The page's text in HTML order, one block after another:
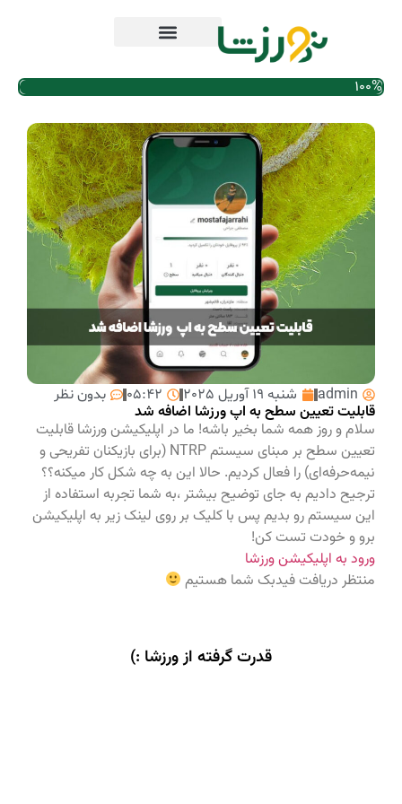
100%
admin شنبه 19 آوریل 2025 05:42 بدون نظر
قابلیت تعیین سطح به اپ ورزشا اضافه شد
سلام و روز همه شما بخیر باشه! ما در اپلیکیشن ورزشا قابلیت
تعیین سطح بر مبنای سیستم NTRP (برای بازیکنان تفریحی و
نیمه‌حرفه‌ای) را فعال کردیم. حالا این به چه شکل کار میکنه؟؟
ترجیح دادیم به جای توضیح بیشتر ،به شما تجربه استفاده از
این سیستم رو بدیم پس با کلیک بر روی لینک زیر به اپلیکیشن
برو و خودت تست کن!
ورود به اپلیکیشن ورزشا
منتظر دریافت فیدبک شما هستیم
قدرت گرفته از ورزشا :)